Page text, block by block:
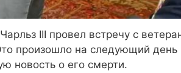
III провел встречу с
произошло на следующий день
новость о его смерти.